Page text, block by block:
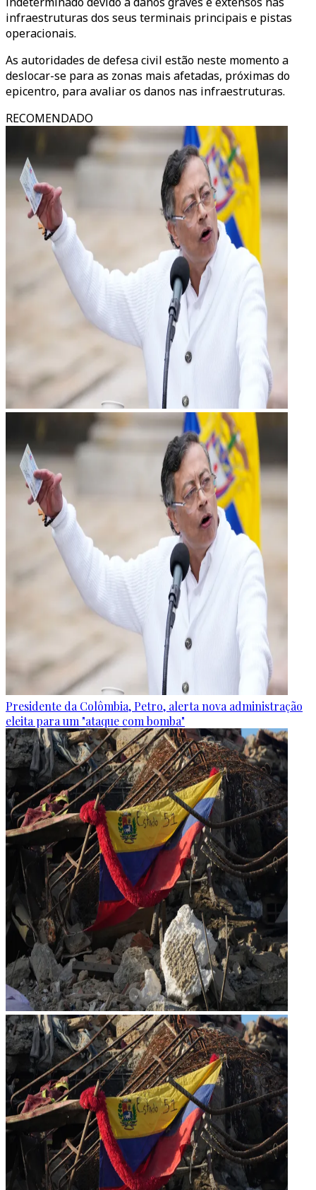
infraestruturas dos seus terminais principais e pistas
operacionais.
As autoridades de defesa civil estão neste momento a
deslocar-se para as zonas mais afetadas, próximas do
epicentro, para avaliar os danos nas infraestruturas.
RECOMENDADO
Presidente da Colômbia, Petro, alerta nova administração
eleita para um "ataque com bomba"